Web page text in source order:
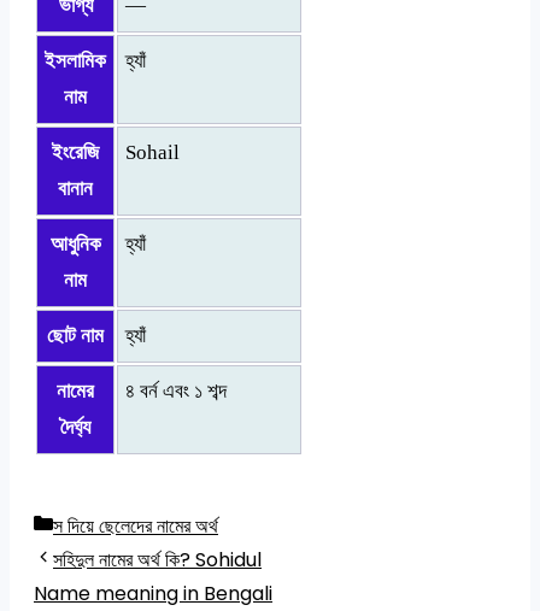
ভাগ্য —
ইসলামিক
নাম
হ্যাঁ
ইংরেজি
বানান
Sohail
আধুনিক
নাম
হ্যাঁ
ছোট নাম হ্যাঁ
নামের
দৈর্ঘ্য
৪ বর্ন এবং ১ শব্দ
Categories
স দিয়ে ছেলেদের নামের অর্থ
সহিদুল নামের অর্থ কি? Sohidul
Name meaning in Bengali